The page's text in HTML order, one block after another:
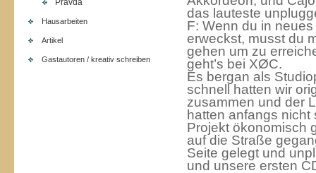
Pravda
Hausarbeiten
Artikel
Gastautoren / kreativ schreiben
das lauteste
F: Wenn du in
erweckst, musst du
gehen um zu
geht’s bei XØC.
Es bergan als
schnell hatten wir
zusammen und der
hatten anfangs
Projekt ökonomisch
auf die Straße
Seite gelegt und
und unsere ersten